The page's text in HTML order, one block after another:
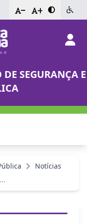
- +
SEGURANÇA E
Notícias